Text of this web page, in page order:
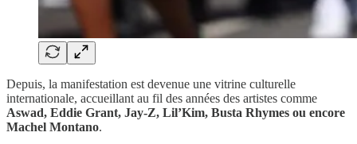
Depuis, la manifestation est devenue une vitrine culturelle
internationale, accueillant au fil des années des artistes comme
Aswad, Eddie Grant, Jay-Z, Lil’Kim, Busta Rhymes ou encore
Machel Montano.